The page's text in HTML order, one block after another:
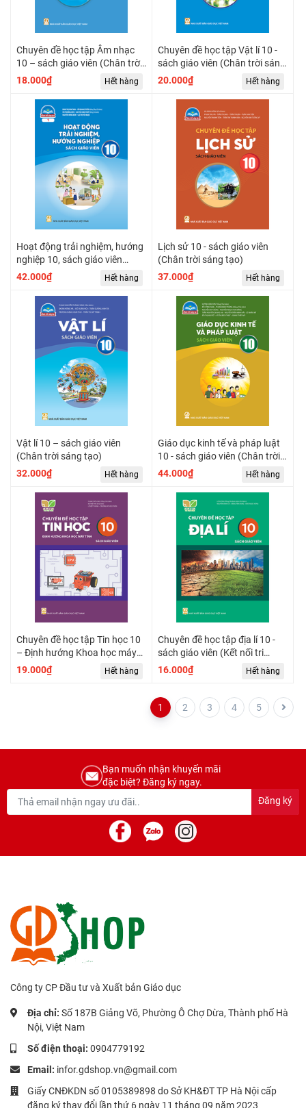
Chuyên đề học tập Âm nhạc
10 – sách giáo viên (Chân trời
sáng tạo)
18.000₫ Hết hàng
Chuyên đề học tập Vật lí 10 -
sách giáo viên (Chân trời sáng
tạo)
20.000₫ Hết hàng
Hoạt động trải nghiệm, hướng
nghiệp 10, sách giáo viên
(Chân trời sáng tạo) (Bản 1)
42.000₫ Hết hàng
Lịch sử 10 - sách giáo viên
(Chân trời sáng tạo)
37.000₫
Hết hàng
Vật lí 10 – sách giáo viên
(Chân trời sáng tạo)
32.000₫
Hết hàng
Giáo dục kinh tế và pháp luật
10 - sách giáo viên (Chân trời
sáng tạo)
44.000₫ Hết hàng
Chuyên đề học tập Tin học 10
– Định hướng Khoa học máy
tính – sách giáo viên (Kết nối
tri thức)
19.000₫ Hết hàng
Chuyên đề học tập địa lí 10 -
sách giáo viên (Kết nối tri
thức)
16.000₫ Hết hàng
1 2 3 4 5
Bạn muốn nhận khuyến mãi
đặc biệt? Đăng ký ngay.
Đăng ký
Công ty CP Đầu tư và Xuất bản Giáo dục
Địa chỉ: Số 187B Giảng Võ, Phường Ô Chợ Dừa, Thành phố Hà
Nội, Việt Nam
Số điện thoại: 0904779192
Email: infor.gdshop.vn@gmail.com
Giấy CNĐKDN số 0105389898 do Sở KH&ĐT TP Hà Nội cấp
đăng ký thay đổi lần thứ 6 ngày 11 tháng 09 năm 2023